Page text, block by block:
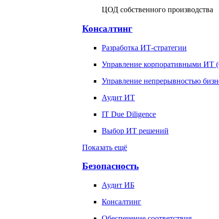
ЦОД собственного производства
Консалтинг
Разработка ИТ-стратегии
Управление корпоративными ИТ
Управление непрерывностью
Аудит ИТ
IT Due Diligence
Выбор ИТ решений
Показать ещё
Безопасность
Аудит ИБ
Консалтинг